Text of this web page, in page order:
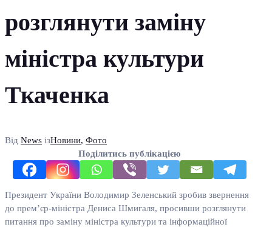
розглянути заміну
міністра культури
Ткаченка
Від News ізНовини, Фото
Поділитись публікацією
Президент України Володимир Зеленський зробив звернення
до прем’єр-міністра Дениса Шмигаля, просивши розглянути
питання про заміну міністра культури та інформаційної